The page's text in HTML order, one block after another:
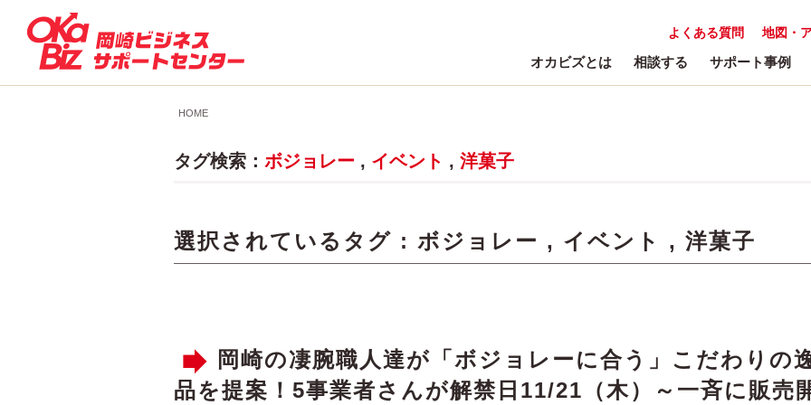
地図・
よくある質問
オカビズとは 相談する サポート事例
HOME
タグ検索： ボジョレー , イベント , 洋菓子
選択されているタグ : ボジョレー , イベント , 洋菓子
岡崎の凄腕職人達が「ボジョレーに合う」こだわりの
品を提案！5事業者さんが解禁日11/21（木）～一斉に販売